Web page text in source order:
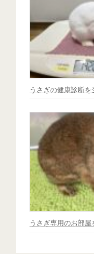
うさぎの健康診断を
うさぎ専用のお部